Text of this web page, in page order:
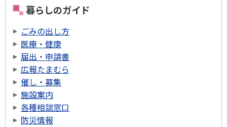
暮らしのガイド
ごみの出し方
医療・健康
届出・申請書
広報たまむら
催し・募集
施設案内
各種相談窓口
防災情報